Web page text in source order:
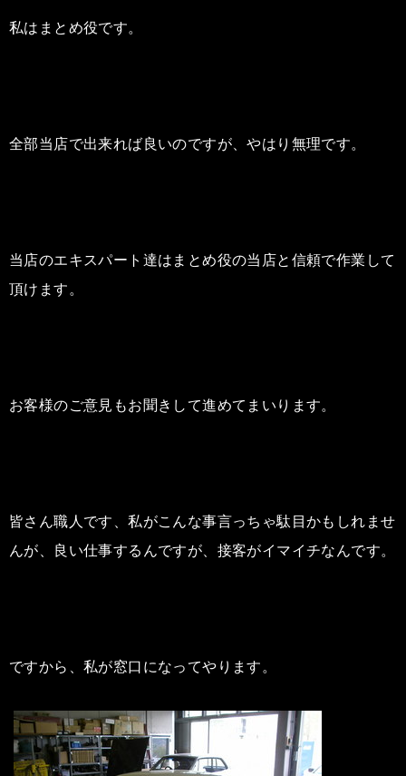
私はまとめ役です。
全部当店で出来れば良いのですが、やはり無理です。
当店のエキスパート達はまとめ役の当店と信頼で作業して
頂けます。
お客様のご意見もお聞きして進めてまいります。
皆さん職人です、私がこんな事言っちゃ駄目かもしれませ
んが、良い仕事するんですが、接客がイマイチなんです。
ですから、私が窓口になってやります。